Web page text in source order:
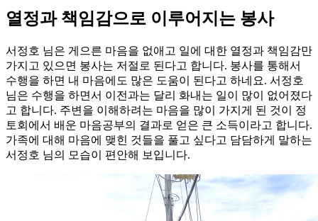
열정과 책임감으로 이루어지는 봉사
서정호 님은 게으른 마음을 없애고 일에 대한 열정과 책임감만
가지고 있으면 봉사는 저절로 된다고 합니다. 봉사를 통해서
수행을 하면 내 마음에도 많은 도움이 된다고 하네요. 서정호
님은 수행을 하면서 이전과는 달리 화내는 일이 많이 없어졌다
고 합니다. 주변을 이해하려는 마음을 많이 가지게 된 것이 정
토회에서 배운 마음공부의 결과로 얻은 큰 소득이라고 합니다.
가족에 대해 마음에 맺힌 것들을 풀고 싶다고 담담하게 말하는
서정호 님의 모습이 편안해 보입니다.